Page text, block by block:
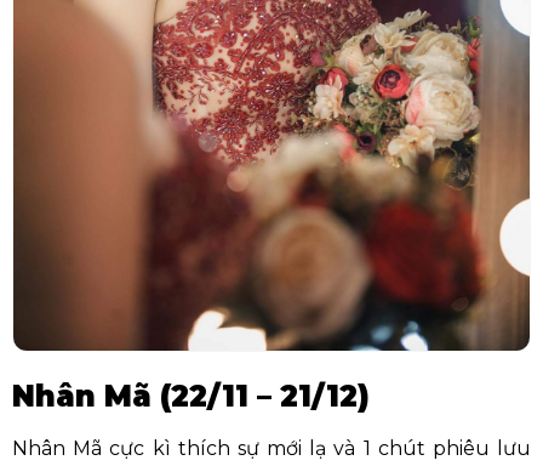
Nhân Mã (22/11 – 21/12)
Nhân Mã cực kì thích sự mới lạ và 1 chút phiêu lưu